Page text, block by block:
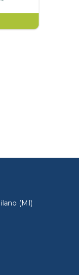
(MI)